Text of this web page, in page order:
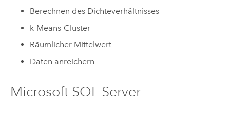
Berechnen des Dichteverhältnisses
k-Means-Cluster
Räumlicher Mittelwert
Daten anreichern
Microsoft SQL Server